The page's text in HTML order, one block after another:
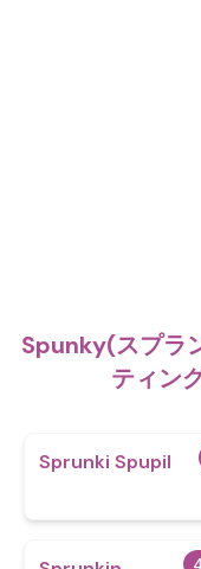
Spunky(スプラ
ティン
Sprunki Spupil